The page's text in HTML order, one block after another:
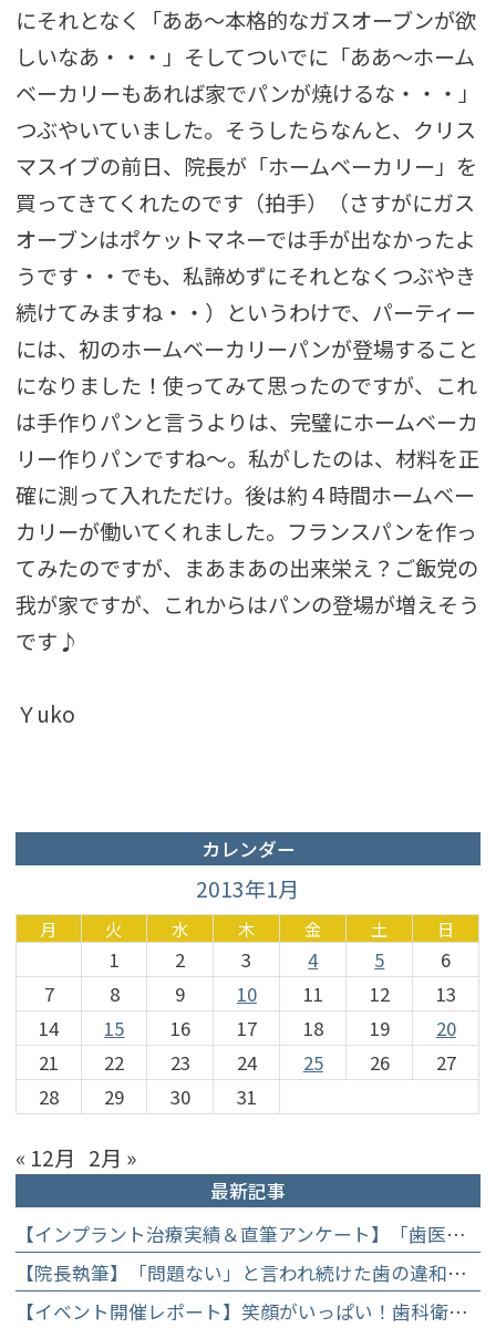
にそれとなく「ああ～本格的なガスオーブンが欲
しいなあ・・・」そしてついでに「ああ～ホーム
ベーカリーもあれば家でパンが焼けるな・・・」
つぶやいていました。そうしたらなんと、クリス
マスイブの前日、院長が「ホームベーカリー」を
買ってきてくれたのです（拍手）（さすがにガス
オーブンはポケットマネーでは手が出なかったよ
うです・・でも、私諦めずにそれとなくつぶやき
続けてみますね・・）というわけで、パーティー
には、初のホームベーカリーパンが登場すること
になりました！使ってみて思ったのですが、これ
は手作りパンと言うよりは、完璧にホームベーカ
リー作りパンですね～。私がしたのは、材料を正
確に測って入れただけ。後は約４時間ホームベー
カリーが働いてくれました。フランスパンを作っ
てみたのですが、まあまあの出来栄え？ご飯党の
我が家ですが、これからはパンの登場が増えそう
です♪
Ｙuko
カレンダー
2013年1月
月 火 水 木 金 土 日
1 2 3 4 5
6
7
8 9 10 11 12
13
14
15 16 17 18 19
20
21
22 23 24 25 26
27
28
29 30 31
« 12月 2月 »
最新記事
【インプラント治療実績＆直筆アンケート】「歯医者が怖かった」トラウマを乗り越えて。70歳・介護士女性が手に入れた「晴れ晴れとした笑顔」と人生を支える噛み合わせ】
【院長執筆】「問題ない」と言われ続けた歯の違和感……60代女性が「80歳で20本の自前の歯」を守るために選んだ精密総合治療の全貌
【イベント開催レポート】笑顔がいっぱい！歯科衛生士×管理栄養士がお届けする「親子で楽しむむし歯になりにくいお菓子作り体験」】